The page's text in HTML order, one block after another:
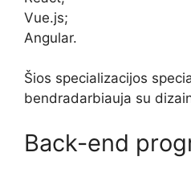
Vue.js;
Angular.
Šios specializacijos
bendradarbiauja su
Back-end